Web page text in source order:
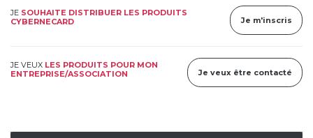
JE SOUHAITE DISTRIBUER LES PRODUITS
CYBERNECARD
Je m'inscris
JE VEUX LES PRODUITS POUR MON
ENTREPRISE/ASSOCIATION
Je veux être contacté